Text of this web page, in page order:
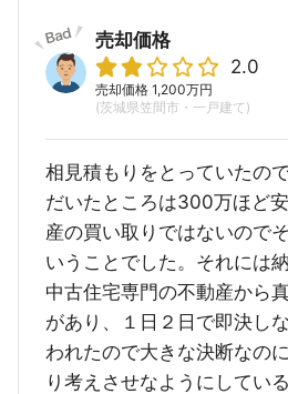
売却価格
2.0
売却価格 1,200万円
(茨城県笠間市・一戸建て)
相見積もりをとっていたの
だいたところは300万ほど
産の買い取りではないので
いうことでした。それには
中古住宅専門の不動産から
があり、１日２日で即決し
われたので大きな決断なの
り考えさせなようにしてい